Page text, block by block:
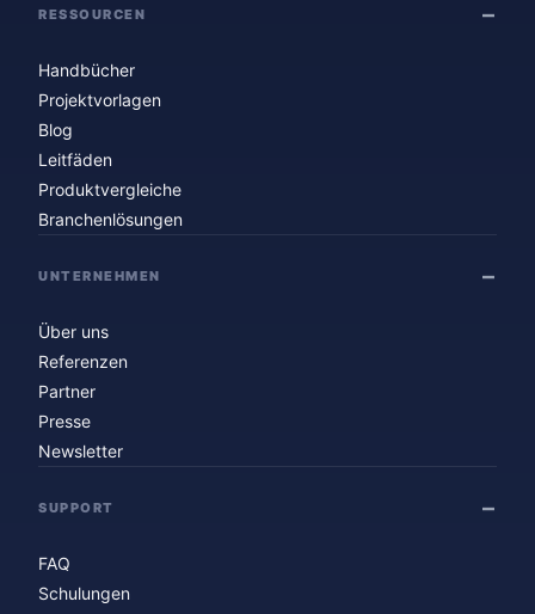
RESSOURCEN
Handbücher
Projektvorlagen
Blog
Leitfäden
Produktvergleiche
Branchenlösungen
UNTERNEHMEN
Über uns
Referenzen
Partner
Presse
Newsletter
SUPPORT
FAQ
Schulungen